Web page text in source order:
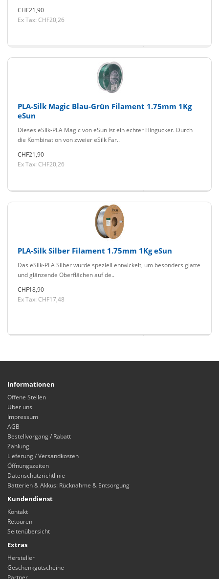
CHF21,90
Ex Tax: CHF20,26
PLA-Silk Magic Blau-Grün Filament 1.75mm 1Kg
eSun
Dieses eSilk-PLA Magic von eSun ist ein echter Hingucker. Durch
die Kombination von zweier eSilk Far..
CHF21,90
Ex Tax: CHF20,26
PLA-Silk Silber Filament 1.75mm 1Kg eSun
Das eSilk-PLA Silber wurde speziell entwickelt, um besonders glatte
und glänzende Oberflächen auf de..
CHF18,90
Ex Tax: CHF17,48
Informationen
Offene Stellen
Über uns
Impressum
AGB
Bestellvorgang / Rabatt
Zahlung
Lieferung / Versandkosten
Öffnungszeiten
Datenschutzrichtlinie
Batterien & Akkus: Rücknahme & Entsorgung
Kundendienst
Kontakt
Retouren
Seitenübersicht
Extras
Hersteller
Geschenkgutscheine
Partner